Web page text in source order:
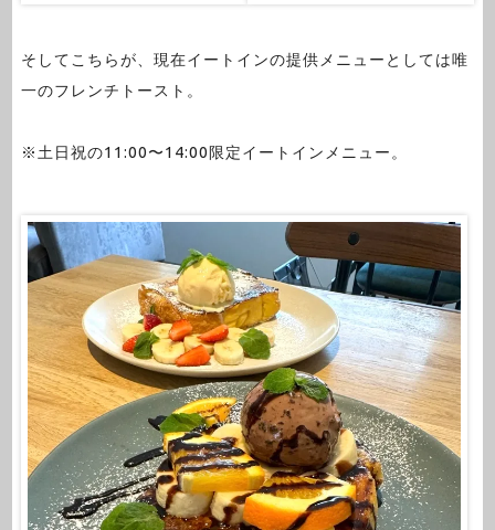
そしてこちらが、現在イートインの提供メニューとしては唯
一のフレンチトースト。
※土日祝の11:00〜14:00限定イートインメニュー。